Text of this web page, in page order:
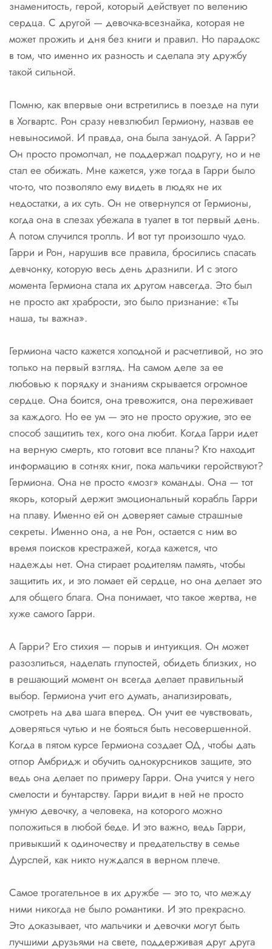
знаменитость, герой, который действует по велению
сердца. С другой — девочка-всезнайка, которая не
может прожить и дня без книги и правил. Но парадокс
в том, что именно их разность и сделала эту дружбу
такой сильной.
Помню, как впервые они встретились в поезде на пути
в Хогвартс. Рон сразу невзлюбил Гермиону, назвав ее
невыносимой. И правда, она была занудой. А Гарри?
Он просто промолчал, не поддержал подругу, но и не
стал ее обижать. Мне кажется, уже тогда в Гарри было
что-то, что позволяло ему видеть в людях не их
недостатки, а их суть. Он не отвернулся от Гермионы,
когда она в слезах убежала в туалет в тот первый день.
А потом случился тролль. И вот тут произошло чудо.
Гарри и Рон, нарушив все правила, бросились спасать
девчонку, которую весь день дразнили. И с этого
момента Гермиона стала их другом навсегда. Это был
не просто акт храбрости, это было признание: «Ты
наша, ты важна».
Гермиона часто кажется холодной и расчетливой, но это
только на первый взгляд. На самом деле за ее
любовью к порядку и знаниям скрывается огромное
сердце. Она боится, она тревожится, она переживает
за каждого. Но ее ум — это не просто оружие, это ее
способ защитить тех, кого она любит. Когда Гарри идет
на верную смерть, кто готовит все планы? Кто находит
информацию в сотнях книг, пока мальчики геройствуют?
Гермиона. Она не просто «мозг» команды. Она — тот
якорь, который держит эмоциональный корабль Гарри
на плаву. Именно ей он доверяет самые страшные
секреты. Именно она, а не Рон, остается с ним во
время поисков крестражей, когда кажется, что
надежды нет. Она стирает родителям память, чтобы
защитить их, и это ломает ей сердце, но она делает это
для общего блага. Она понимает, что такое жертва, не
хуже самого Гарри.
А Гарри? Его стихия — порыв и интуикция. Он может
разозлиться, наделать глупостей, обидеть близких, но
в решающий момент он всегда делает правильный
выбор. Гермиона учит его думать, анализировать,
смотреть на два шага вперед. Он учит ее чувствовать,
доверяться чутью и не бояться быть несовершенной.
Когда в пятом курсе Гермиона создает ОД, чтобы дать
отпор Амбридж и обучить однокурсников защите, это
ведь она делает по примеру Гарри. Она учится у него
смелости и бунтарству. Гарри видит в ней не просто
умную девочку, а человека, на которого можно
положиться в любой беде. И это важно, ведь Гарри,
привыкший к одиночеству и предательству в семье
Дурслей, как никто нуждался в верном плече.
Самое трогательное в их дружбе — это то, что между
ними никогда не было романтики. И это прекрасно.
Это доказывает, что мальчики и девочки могут быть
лучшими друзьями на свете, поддерживая друг друга